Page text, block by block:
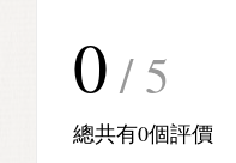
0 / 5
總共有0個評價